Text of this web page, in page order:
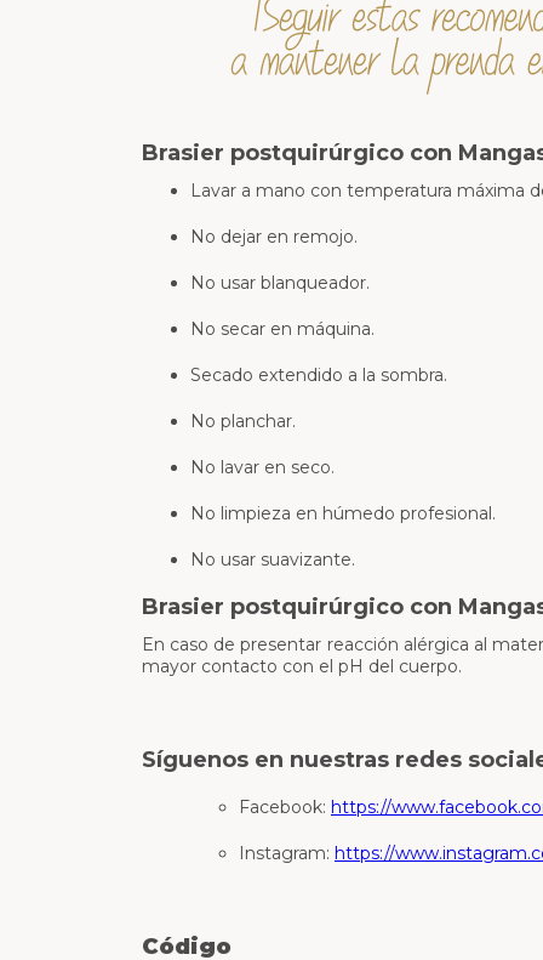
Brasier postquirúrgico con
Lavar a mano con temperatura máxima
No dejar en remojo.
No usar blanqueador.
No secar en máquina.
Secado extendido a la sombra.
No planchar.
No lavar en seco.
No limpieza en húmedo profesional.
No usar suavizante.
Brasier postquirúrgico con
En caso de presentar reacción alérgica al
mayor contacto con el pH del cuerpo.
Síguenos en nuestras redes
Facebook: https://
Instagram: https://
Código